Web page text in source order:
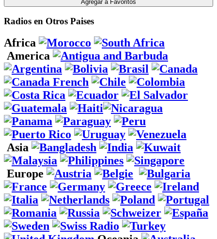
Radios en Otros Paises
Africa
America
Asia
Europe